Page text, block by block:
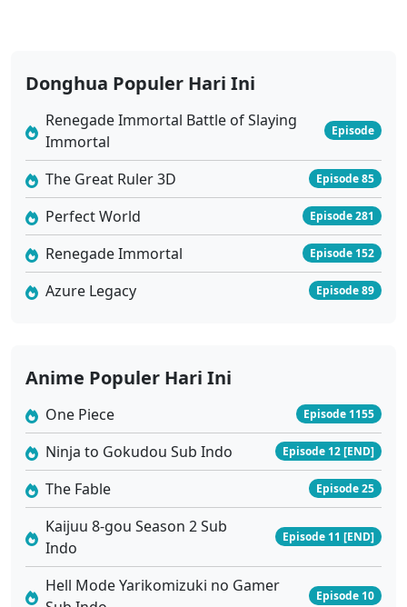
Donghua Populer Hari Ini
Renegade Immortal Battle of Slaying
Immortal
Episode
The Great Ruler 3D Episode 85
Perfect World Episode 281
Renegade Immortal Episode 152
Azure Legacy Episode 89
Anime Populer Hari Ini
One Piece Episode 1155
Ninja to Gokudou Sub Indo Episode 12 [END]
The Fable Episode 25
Kaijuu 8-gou Season 2 Sub
Indo
Episode 11 [END]
Hell Mode Yarikomizuki no Gamer
Episode 10